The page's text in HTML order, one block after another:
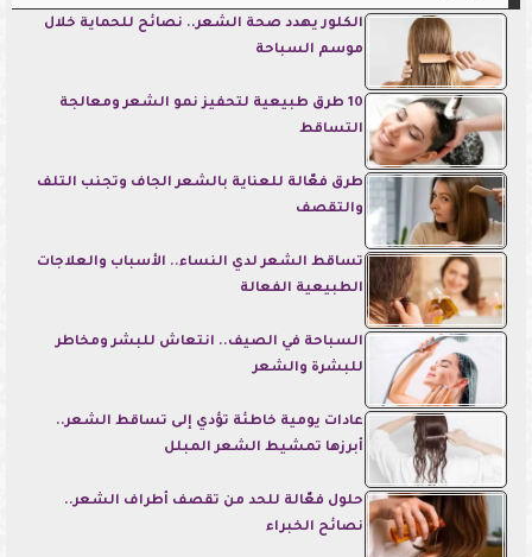
الكلور يهدد صحة الشعر.. نصائح للحماية خلال
موسم السباحة
10 طرق طبيعية لتحفيز نمو الشعر ومعالجة
التساقط
طرق فعّالة للعناية بالشعر الجاف وتجنب التلف
والتقصف
تساقط الشعر لدي النساء.. الأسباب والعلاجات
الطبيعية الفعالة
السباحة في الصيف.. انتعاش للبشر ومخاطر
للبشرة والشعر
عادات يومية خاطئة تؤدي إلى تساقط الشعر..
أبرزها تمشيط الشعر المبلل
حلول فعّالة للحد من تقصف أطراف الشعر..
نصائح الخبراء